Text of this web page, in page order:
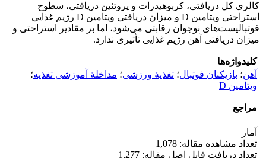
کالری کل دریافتی، کربوهیدرات و پروتئین دریافتی، سطوح
استراحتی ویتامین D و میزان دریافتی ویتامین D رژیم غذایی
فوتبالیست‌های نوجوان رقابتی می‌شود، اما بر مقادیر استراحتی و
میزان دریافتی آهن رژیم غذایی تأثیری ندارد.
کلیدواژه‌ها
آهن؛ بازیکنان فوتبال؛ تغذیۀ ورزشی؛ مداخلۀ آموزشی تغذیه؛
ویتامین D
مراجع
آمار
تعداد مشاهده مقاله: 1,078
تعداد دریافت فایل اصل مقاله: 1,277